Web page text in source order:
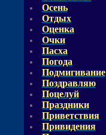
Осень
Отдых
Оценка
Очки
Пасха
Погода
Подмигивание
Поздравляю
Поцелуй
Праздники
Приветствия
Привидения